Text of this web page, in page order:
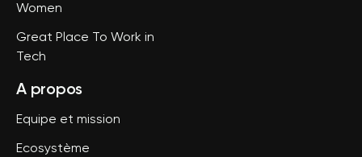
Women
Great Place To Work in
Tech
A propos
Equipe et mission
Ecosystème